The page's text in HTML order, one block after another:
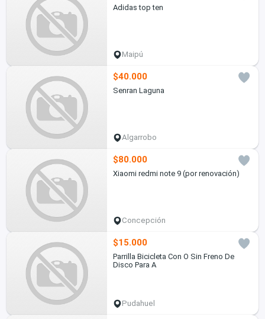
Adidas top ten
Maipú
$40.000
Senran Laguna
Algarrobo
$80.000
Xiaomi redmi note 9 (por renovación)
Concepción
$15.000
Parrilla Bicicleta Con O Sin Freno De
Disco Para A
Pudahuel